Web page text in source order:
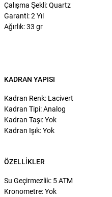
Çalışma Şekli: Quartz
Garanti: 2 Yıl
Ağırlık: 33 gr
KADRAN YAPISI
Kadran Renk: Lacivert
Kadran Tipi: Analog
Kadran Taşı: Yok
Kadran Işık: Yok
ÖZELLIKLER
Su Geçirmezlik: 5 ATM
Kronometre: Yok